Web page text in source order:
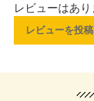
レビューはあり
レビューを投稿